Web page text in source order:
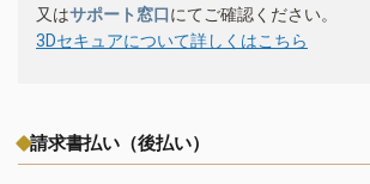
又はサポート窓口にてご確認ください。
3Dセキュアについて詳しくはこちら
請求書払い（後払い）